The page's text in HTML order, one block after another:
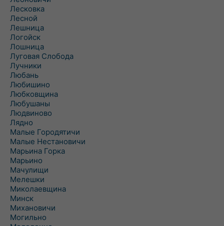
Лесковка
Лесной
Лешница
Логойск
Лошница
Луговая Слобода
Лучники
Любань
Любишино
Любковщина
Любушаны
Людвиново
Лядно
Малые Городятичи
Малые Нестановичи
Марьина Горка
Марьино
Мачулищи
Мелешки
Миколаевщина
Минск
Михановичи
Могильно